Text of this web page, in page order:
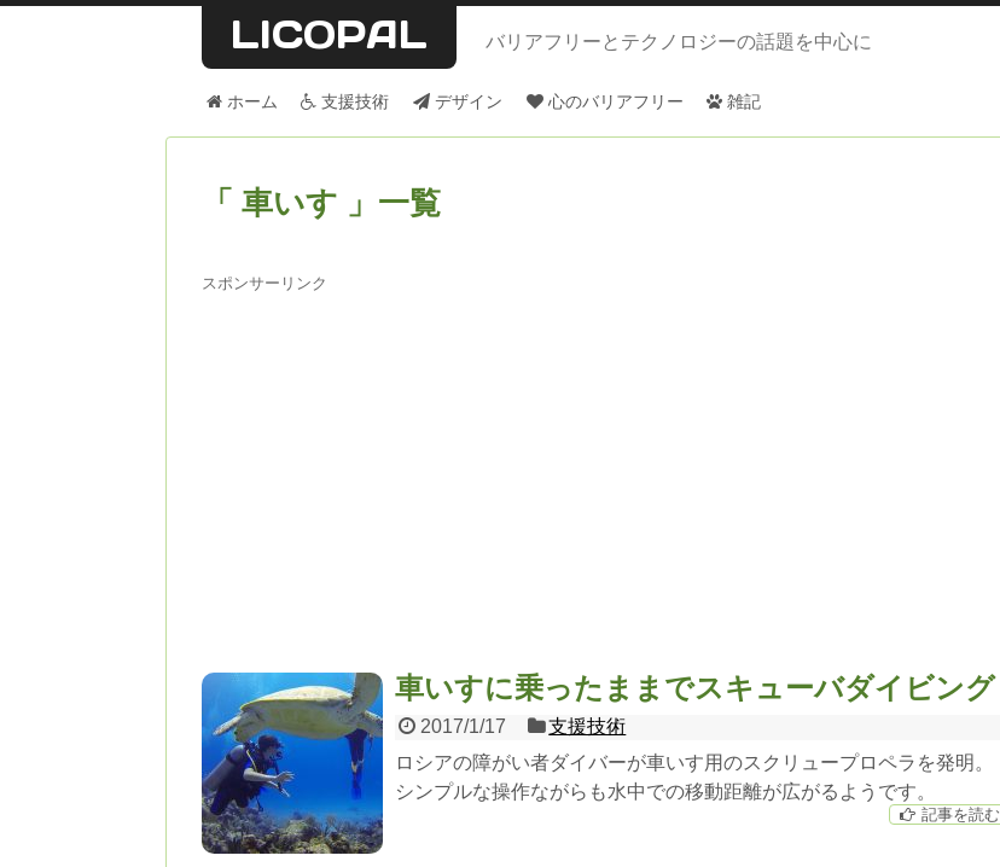
LICOPAL バリアフリーとテクノロジーの話題を中心に
ホーム 支援技術 デザイン 心のバリアフリー 雑記
車いす 一覧
スポンサーリンク
車いすに乗ったままでスキューバダイビング
2017/1/17
支援技術
ロシアの障がい者ダイバーが車いす用のスクリュープロペラを発明。
シンプルな操作ながらも水中での移動距離が広がるようです。
記事を読む